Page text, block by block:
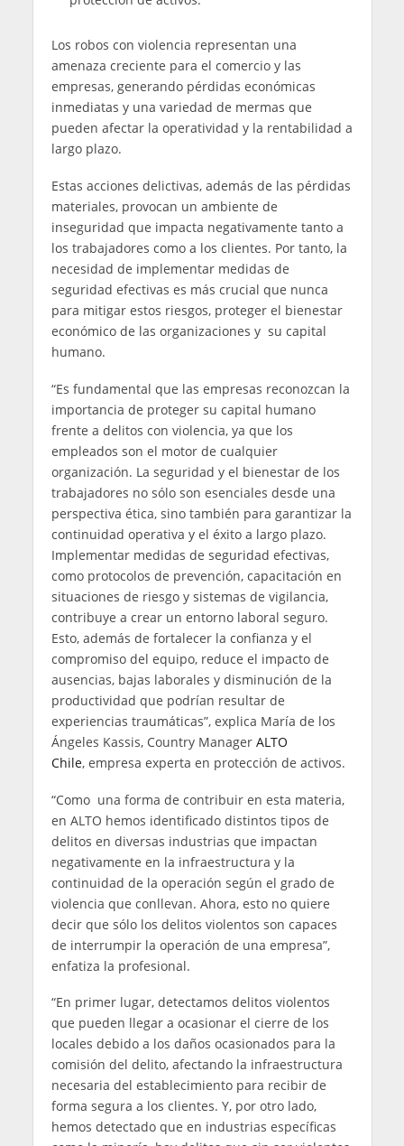
Los robos con violencia representan una
amenaza creciente para el comercio y las
empresas, generando pérdidas económicas
inmediatas y una variedad de mermas que
pueden afectar la operatividad y la rentabilidad a
largo plazo.
Estas acciones delictivas, además de las pérdidas
materiales, provocan un ambiente de
inseguridad que impacta negativamente tanto a
los trabajadores como a los clientes. Por tanto, la
necesidad de implementar medidas de
seguridad efectivas es más crucial que nunca
para mitigar estos riesgos, proteger el bienestar
económico de las organizaciones y su capital
humano.
“Es fundamental que las empresas reconozcan la
importancia de proteger su capital humano
frente a delitos con violencia, ya que los
empleados son el motor de cualquier
organización. La seguridad y el bienestar de los
trabajadores no sólo son esenciales desde una
perspectiva ética, sino también para garantizar la
continuidad operativa y el éxito a largo plazo.
Implementar medidas de seguridad efectivas,
como protocolos de prevención, capacitación en
situaciones de riesgo y sistemas de vigilancia,
contribuye a crear un entorno laboral seguro.
Esto, además de fortalecer la confianza y el
compromiso del equipo, reduce el impacto de
ausencias, bajas laborales y disminución de la
productividad que podrían resultar de
experiencias traumáticas”, explica María de los
Ángeles Kassis, Country Manager ALTO
Chile, empresa experta en protección de activos.
“Como una forma de contribuir en esta materia,
en ALTO hemos identificado distintos tipos de
delitos en diversas industrias que impactan
negativamente en la infraestructura y la
continuidad de la operación según el grado de
violencia que conllevan. Ahora, esto no quiere
decir que sólo los delitos violentos son capaces
de interrumpir la operación de una empresa”,
enfatiza la profesional.
“En primer lugar, detectamos delitos violentos
que pueden llegar a ocasionar el cierre de los
locales debido a los daños ocasionados para la
comisión del delito, afectando la infraestructura
necesaria del establecimiento para recibir de
forma segura a los clientes. Y, por otro lado,
hemos detectado que en industrias específicas